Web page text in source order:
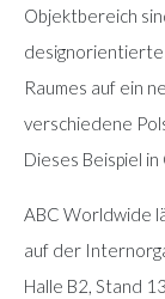
Objektbereich
designorientierte
Raumes auf ein
verschiedene
Dieses Beispiel
ABC Worldwide
auf der
Halle B2, Stand